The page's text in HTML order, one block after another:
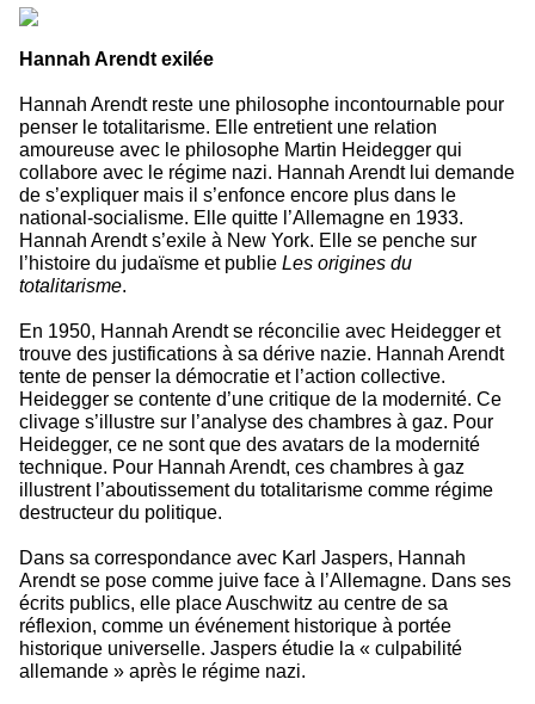
Hannah Arendt exilée
Hannah Arendt reste une philosophe incontournable pour
penser le totalitarisme. Elle entretient une relation
amoureuse avec le philosophe Martin Heidegger qui
collabore avec le régime nazi. Hannah Arendt lui demande
de s’expliquer mais il s’enfonce encore plus dans le
national-socialisme. Elle quitte l’Allemagne en 1933.
Hannah Arendt s’exile à New York. Elle se penche sur
l’histoire du judaïsme et publie Les origines du
totalitarisme.
En 1950, Hannah Arendt se réconcilie avec Heidegger et
trouve des justifications à sa dérive nazie. Hannah Arendt
tente de penser la démocratie et l’action collective.
Heidegger se contente d’une critique de la modernité. Ce
clivage s’illustre sur l’analyse des chambres à gaz. Pour
Heidegger, ce ne sont que des avatars de la modernité
technique. Pour Hannah Arendt, ces chambres à gaz
illustrent l’aboutissement du totalitarisme comme régime
destructeur du politique.
Dans sa correspondance avec Karl Jaspers, Hannah
Arendt se pose comme juive face à l’Allemagne. Dans ses
écrits publics, elle place Auschwitz au centre de sa
réflexion, comme un événement historique à portée
historique universelle. Jaspers étudie la « culpabilité
allemande » après le régime nazi.